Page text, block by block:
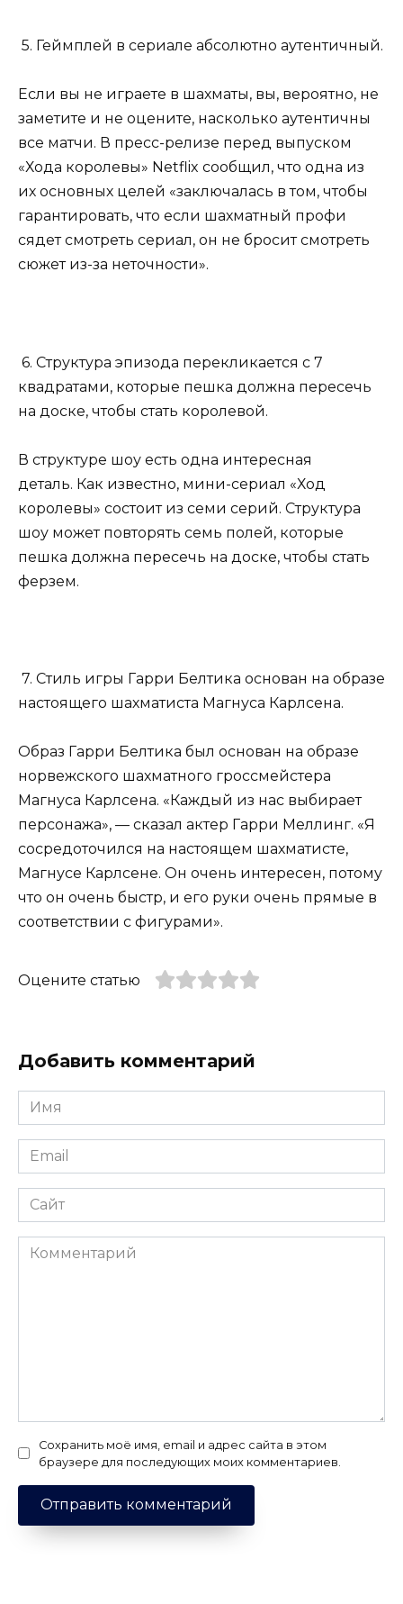
5. Геймплей в сериале абсолютно аутентичный.
Если вы не играете в шахматы, вы, вероятно, не
заметите и не оцените, насколько аутентичны
все матчи. В пресс-релизе перед выпуском
«Хода королевы» Netflix сообщил, что одна из
их основных целей «заключалась в том, чтобы
гарантировать, что если шахматный профи
сядет смотреть сериал, он не бросит смотреть
сюжет из-за неточности».
6. Структура эпизода перекликается с 7
квадратами, которые пешка должна пересечь
на доске, чтобы стать королевой.
В структуре шоу есть одна интересная
деталь. Как известно, мини-сериал «Ход
королевы» состоит из семи серий. Структура
шоу может повторять семь полей, которые
пешка должна пересечь на доске, чтобы стать
ферзем.
7. Стиль игры Гарри Белтика основан на образе
настоящего шахматиста Магнуса Карлсена.
Образ Гарри Белтика был основан на образе
норвежского шахматного гроссмейстера
Магнуса Карлсена. «Каждый из нас выбирает
персонажа», — сказал актер Гарри Меллинг. «Я
сосредоточился на настоящем шахматисте,
Магнусе Карлсене. Он очень интересен, потому
что он очень быстр, и его руки очень прямые в
соответствии с фигурами».
Оцените статью
Добавить комментарий
Имя
*
Email
*
Сайт
Комментарий
Сохранить моё имя, email и адрес сайта в этом
браузере для последующих моих комментариев.